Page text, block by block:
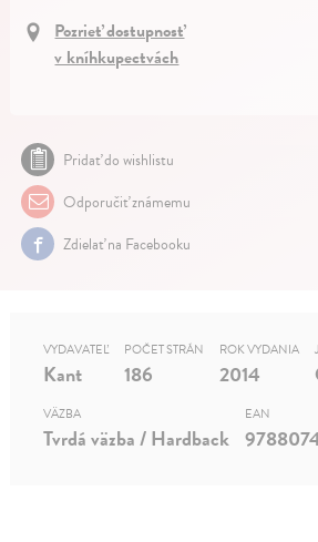
Pozrieť dostupnosť
v kníhkupectvách
Pridať do wishlistu
Odporučiť známemu
Zdielať na Facebooku
VYDAVATEĽ
Kant
POČET STRÁN
186
ROK VYDANIA
2014
VÄZBA
Tvrdá väzba / Hardback
EAN